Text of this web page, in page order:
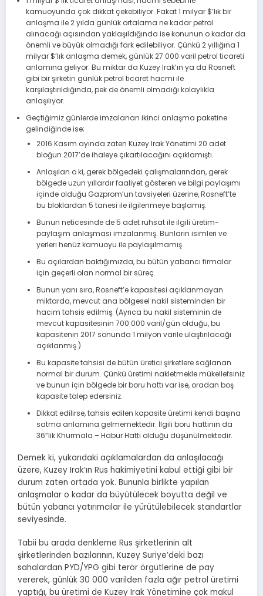
kamuoyunda çok dikkat çekebiliyor. Fakat 1 milyar $’lık bir
anlaşma ile 2 yılda günlük ortalama ne kadar petrol
alınacağı açısından yaklaşıldığında ise konunun o kadar da
önemli ve büyük olmadığı fark edilebiliyor. Çünkü 2 yıllığına 1
milyar $’lık anlaşma demek, günlük 27 000 varil petrol ticareti
anlamına geliyor. Bu miktar da Kuzey Irak’ın ya da Rosneft
gibi bir şirketin günlük petrol ticaret hacmi ile
karşılaştırıldığında, pek de önemli olmadığı kolaylıkla
anlaşılıyor.
Geçtiğimiz günlerde imzalanan ikinci anlaşma paketine
gelindiğinde ise;
2016 Kasım ayında zaten Kuzey Irak Yönetimi 20 adet
bloğun 2017’de ihaleye çıkartılacağını açıklamıştı.
Anlaşılan o ki, gerek bölgedeki çalışmalarından, gerek
bölgede uzun yıllardır faaliyet gösteren ve bilgi paylaşımı
içinde olduğu Gazprom’un tavsiyeleri üzerine, Rosneft’te
bu bloklardan 5 tanesi ile ilgilenmeye başlamış.
Bunun neticesinde de 5 adet ruhsat ile ilgili üretim-
paylaşım anlaşması imzalanmış. Bunların isimleri ve
yerleri henüz kamuoyu ile paylaşılmamış.
Bu açılardan baktığımızda, bu bütün yabancı firmalar
için geçerli olan normal bir süreç.
Bunun yanı sıra, Rosneft’e kapasitesi açıklanmayan
miktarda, mevcut ana bölgesel nakil sisteminden bir
hacim tahsis edilmiş. (Ayrıca bu nakil sisteminin de
mevcut kapasitesinin 700 000 varil/gün olduğu, bu
kapasitenin 2017 sonunda 1 milyon varile ulaştırılacağı
açıklanmış.)
Bu kapasite tahsisi de bütün üretici şirketlere sağlanan
normal bir durum. Çünkü üretimi nakletmekle mükellefsiniz
ve bunun için bölgede bir boru hattı var ise, oradan boş
kapasite talep edersiniz.
Dikkat edilirse, tahsis edilen kapasite üretimi kendi başına
satma anlamına gelmemektedir. İlgili boru hattının da
36”lik Khurmala – Habur Hattı olduğu düşünülmektedir.
Demek ki, yukarıdaki açıklamalardan da anlaşılacağı
üzere, Kuzey Irak’ın Rus hakimiyetini kabul ettiği gibi bir
durum zaten ortada yok. Bununla birlikte yapılan
anlaşmalar o kadar da büyütülecek boyutta değil ve
bütün yabancı yatırımcılar ile yürütülebilecek standartlar
seviyesinde.
Tabii bu arada denkleme Rus şirketlerinin alt
şirketlerinden bazılarının, Kuzey Suriye’deki bazı
sahalardan PYD/YPG gibi terör örgütlerine de pay
vererek, günlük 30 000 varilden fazla ağır petrol üretimi
yaptığı, bu üretimi de Kuzey Irak Yönetimine çok makul